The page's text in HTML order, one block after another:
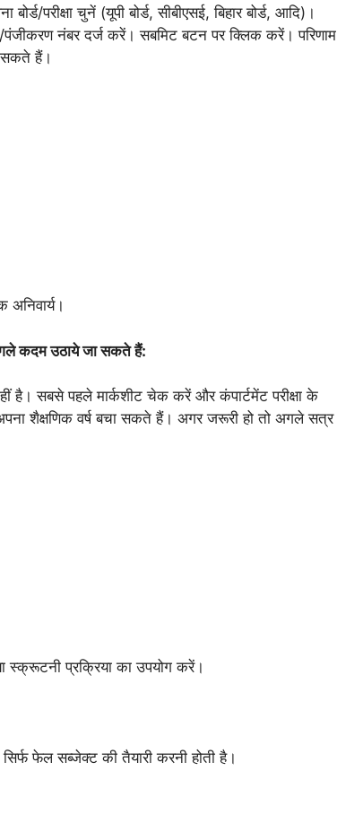
चुनें (यूपी बोर्ड, सीबीएसई, बिहार बोर्ड, आदि)।
पंजीकरण नंबर दर्ज करें। सबमिट बटन पर क्लिक करें। परिणाम
सकते हैं।
कदम उठाये जा सकते हैं:
है। सबसे पहले मार्कशीट चेक करें और कंपार्टमेंट परीक्षा के
शैक्षणिक वर्ष बचा सकते हैं। अगर जरूरी हो तो अगले सत्र
स्क्रूटनी प्रक्रिया का उपयोग करें।
फेल सब्जेक्ट की तैयारी करनी होती है।